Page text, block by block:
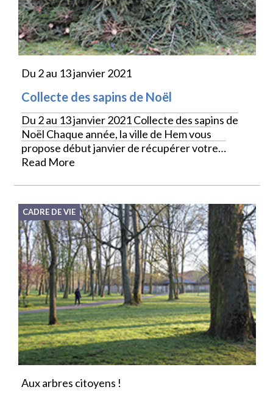
Du 2 au 13 janvier 2021
Collecte des sapins de Noël
Du 2 au 13 janvier 2021 Collecte des sapins de
Noël Chaque année, la ville de Hem vous
propose début janvier de récupérer votre…
Read More
CADRE DE VIE
Aux arbres citoyens !